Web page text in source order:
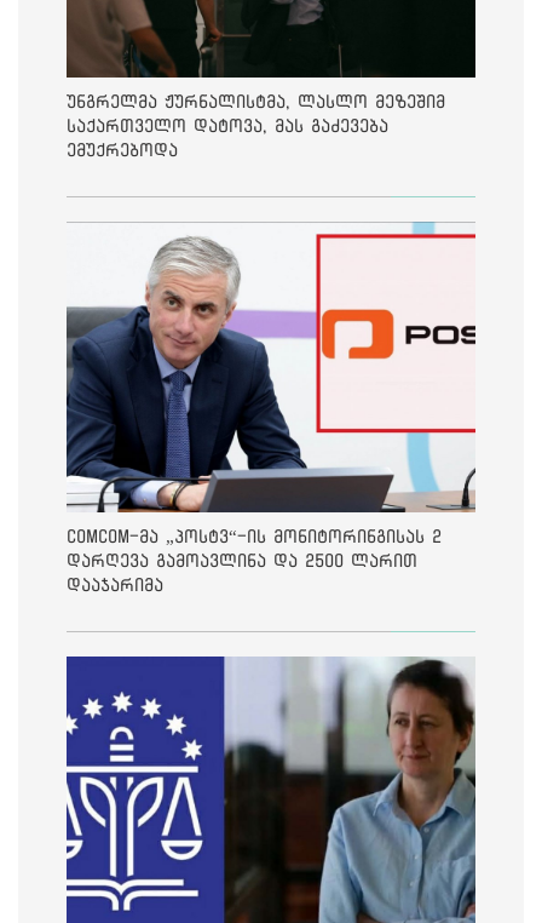
უნგრელმა ჟურნალისტმა, ლასლო მეზეშიმ
საქართველო დატოვა, მას გაძევება
ემუქრებოდა
ComCom-მა „პოსტვ“-ის მონიტორინგისას 2
დარღევა გამოავლინა და 2500 ლარით
დააჯარიმა